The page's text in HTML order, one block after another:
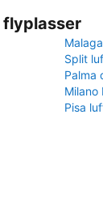
flyplasser
Split
Palma
Milano
Pisa